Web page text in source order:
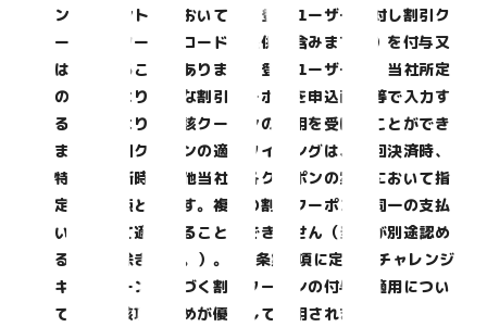
ン・イベント等においても、登録ユーザーに対し割引ク
ーポン（クーポンコードの提供を含みます。）を付与又
は提供することがあります。登録ユーザーは、当社所定
の方法により有効な割引クーポンを申込画面等で入力す
ることにより、当該クーポンの適用を受けることができ
ます。割引クーポンの適用タイミングは、初回決済時、
特定の更新時その他当社が各クーポンの案内において指
定する時点とします。複数の割引クーポンを同一の支払
いに重ねて適用することはできません（当社が別途認め
る場合を除きます。）。第6条第8項に定めるチャレンジ
キャンペーンに基づく割引クーポンの付与・適用につい
ては、当該項の定めが優先して適用されます。